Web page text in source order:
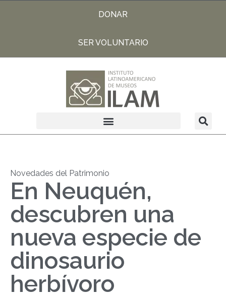
DONAR
SER VOLUNTARIO
Novedades del Patrimonio
En Neuquén,
descubren una
nueva especie de
dinosaurio
herbívoro